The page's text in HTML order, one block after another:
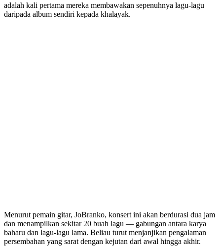
adalah kali pertama mereka membawakan sepenuhnya lagu-lagu
daripada album sendiri kepada khalayak.
Menurut pemain gitar, JoBranko, konsert ini akan berdurasi dua jam
dan menampilkan sekitar 20 buah lagu — gabungan antara karya
baharu dan lagu-lagu lama. Beliau turut menjanjikan pengalaman
persembahan yang sarat dengan kejutan dari awal hingga akhir.